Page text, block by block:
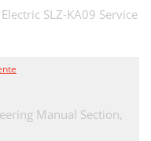
SLZ-KA09 Service
Manual Section,